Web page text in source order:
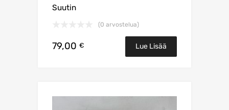
Suutin
(0 arvostelua)
79,00 € Lue Lisää